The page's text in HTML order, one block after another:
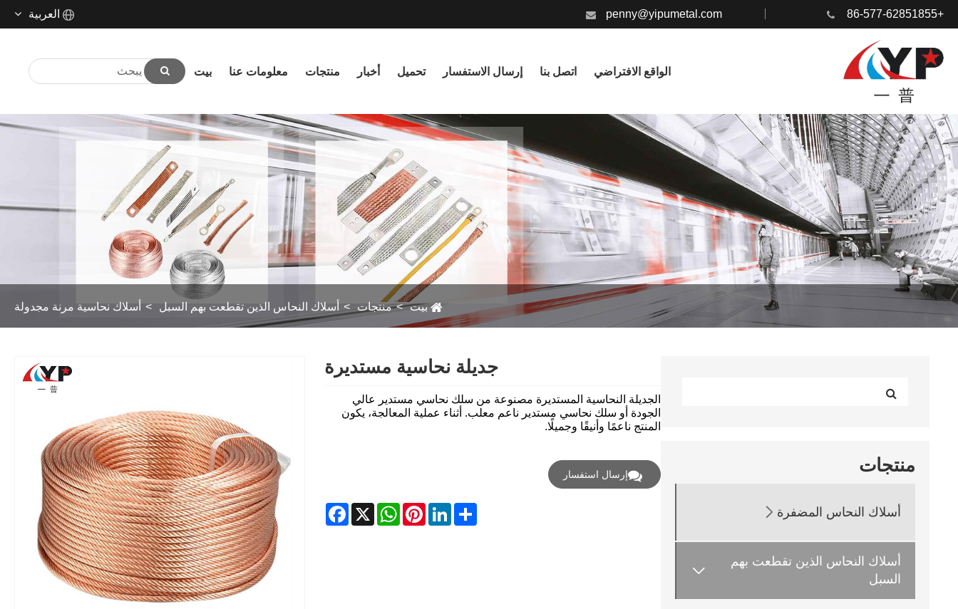
+86-577-62851855
penny@yipumetal.com العربية
بيت معلومات عنا منتجات أخبار تحميل إرسال الاستفسار اتصل بنا الواقع الافتراضي
بيت منتجات أسلاك النحاس الذين تقطعت بهم السبل أسلاك نحاسية مرنة مجدولة
منتجات
أسلاك النحاس المضفرة 
أسلاك النحاس الذين تقطعت بهم
السبل

جديلة نحاسية مستديرة
الجديلة النحاسية المستديرة مصنوعة من سلك نحاسي مستدير عالي
الجودة أو سلك نحاسي مستدير ناعم معلب. أثناء عملية المعالجة، يكون
المنتج ناعمًا وأنيقًا وجميلًا.
إرسال استفسار
Facebook X
WhatsAppPinterestLinkedInShare